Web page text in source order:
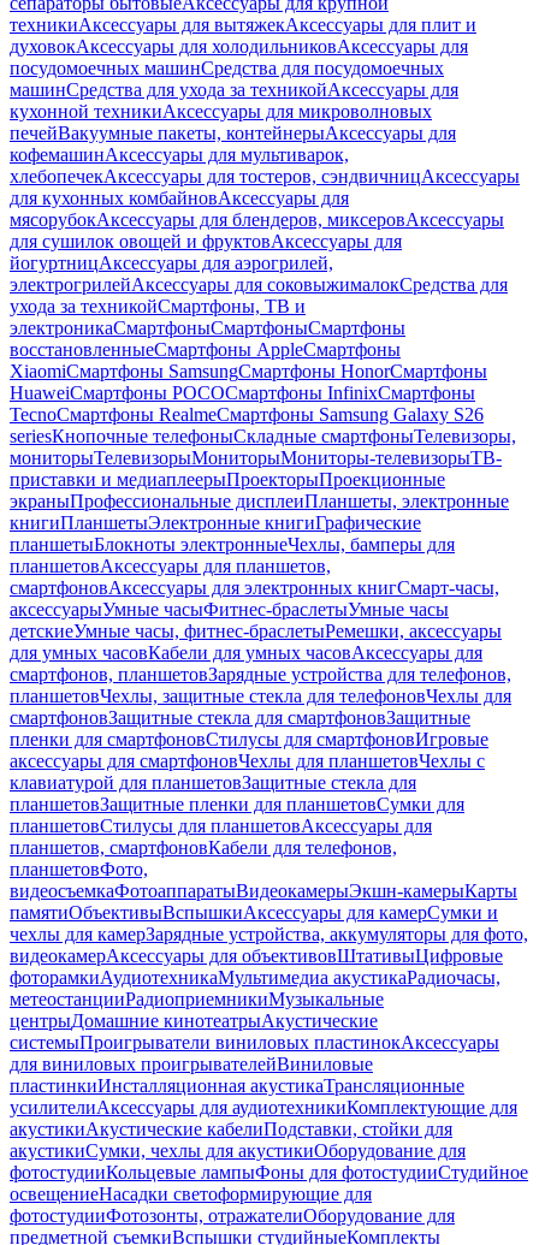
техникиАксессуары для вытяжекАксессуары для плит и
духовокАксессуары для холодильниковАксессуары для
посудомоечных машинСредства для посудомоечных
машинСредства для ухода за техникойАксессуары для
кухонной техникиАксессуары для микроволновых
печейВакуумные пакеты, контейнерыАксессуары для
кофемашинАксессуары для мультиварок,
хлебопечекАксессуары для тостеров, сэндвичницАксессуары
для кухонных комбайновАксессуары для
мясорубокАксессуары для блендеров, миксеровАксессуары
для сушилок овощей и фруктовАксессуары для
йогуртницАксессуары для аэрогрилей,
электрогрилейАксессуары для соковыжималокСредства для
ухода за техникойСмартфоны, ТВ и
электроникаСмартфоныСмартфоныСмартфоны
восстановленныеСмартфоны AppleСмартфоны
XiaomiСмартфоны SamsungСмартфоны HonorСмартфоны
HuaweiСмартфоны POCOСмартфоны InfinixСмартфоны
TecnoСмартфоны RealmeСмартфоны Samsung Galaxy S26
seriesКнопочные телефоныСкладные смартфоныТелевизоры,
мониторыТелевизорыМониторыМониторы-телевизорыТВ-
приставки и медиаплеерыПроекторыПроекционные
экраныПрофессиональные дисплеиПланшеты, электронные
книгиПланшетыЭлектронные книгиГрафические
планшетыБлокноты электронныеЧехлы, бамперы для
планшетовАксессуары для планшетов,
смартфоновАксессуары для электронных книгСмарт-часы,
аксессуарыУмные часыФитнес-браслетыУмные часы
детскиеУмные часы, фитнес-браслетыРемешки, аксессуары
для умных часовКабели для умных часовАксессуары для
смартфонов, планшетовЗарядные устройства для телефонов,
планшетовЧехлы, защитные стекла для телефоновЧехлы для
смартфоновЗащитные стекла для смартфоновЗащитные
пленки для смартфоновСтилусы для смартфоновИгровые
аксессуары для смартфоновЧехлы для планшетовЧехлы с
клавиатурой для планшетовЗащитные стекла для
планшетовЗащитные пленки для планшетовСумки для
планшетовСтилусы для планшетовАксессуары для
планшетов, смартфоновКабели для телефонов,
планшетовФото,
видеосъемкаФотоаппаратыВидеокамерыЭкшн-камерыКарты
памятиОбъективыВспышкиАксессуары для камерСумки и
чехлы для камерЗарядные устройства, аккумуляторы для фото,
видеокамерАксессуары для объективовШтативыЦифровые
фоторамкиАудиотехникаМультимедиа акустикаРадиочасы,
метеостанцииРадиоприемникиМузыкальные
центрыДомашние кинотеатрыАкустические
системыПроигрыватели виниловых пластинокАксессуары
для виниловых проигрывателейВиниловые
пластинкиИнсталляционная акустикаТрансляционные
усилителиАксессуары для аудиотехникиКомплектующие для
акустикиАкустические кабелиПодставки, стойки для
акустикиСумки, чехлы для акустикиОборудование для
фотостудииКольцевые лампыФоны для фотостудииСтудийное
освещениеНасадки светоформирующие для
фотостудииФотозонты, отражателиОборудование для
предметной съемкиВспышки студийныеКомплекты